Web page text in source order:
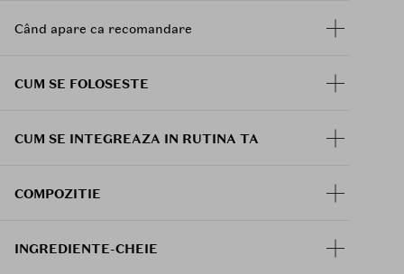
buretel, pentru o aplicare mai uniforma si mai
ridicata, fara sa incarce tenul.
Estompeaza vizibil porii si textura
pudra fina.
Când apare ca recomandare
CUM SE FOLOSESTE
CUM SE INTEGREAZA IN RUTINA TA
COMPOZITIE
INGREDIENTE-CHEIE